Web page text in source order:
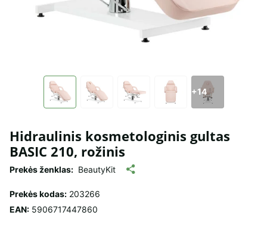
+14
Hidraulinis kosmetologinis gultas
BASIC 210, rožinis
Prekės ženklas: BeautyKit
Prekės kodas: 203266
EAN: 5906717447860